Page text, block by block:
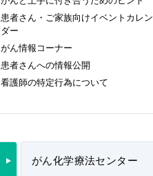
患者さん・ご家族向けイベントカレン
ダー
がん情報コーナー
患者さんへの情報公開
看護師の特定行為について
がん化学療法センター